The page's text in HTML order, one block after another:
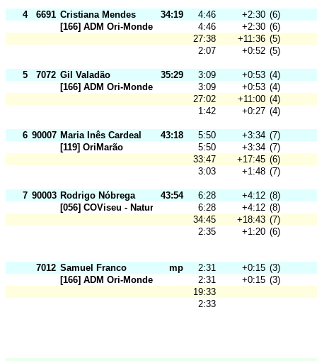
4 6691 Cristiana Mendes 34:19 4:46 +2:30 (6)
[166] ADM Ori-Mondego
4:46 +2:30 (6)
27:38
+11:36 (5)
2:07
+0:52 (5)
5 7072 Gil Valadão 35:29 3:09 +0:53 (4)
[166] ADM Ori-Mondego
3:09 +0:53 (4)
27:02
+11:00 (4)
1:42
+0:27 (4)
6 90007 Maria Inês Cardeal 43:18 5:50 +3:34 (7)
[119] OriMarão
5:50 +3:34 (7)
33:47
+17:45 (6)
3:03
+1:48 (7)
7 90003 Rodrigo Nóbrega 43:54 6:28 +4:12 (8)
[056] COViseu - Natura
6:28 +4:12 (8)
34:45
+18:43 (7)
2:35
+1:20 (6)
7012 Samuel Franco mp 2:31 +0:15 (3)
[166] ADM Ori-Mondego
2:31 +0:15 (3)
19:33
2:33